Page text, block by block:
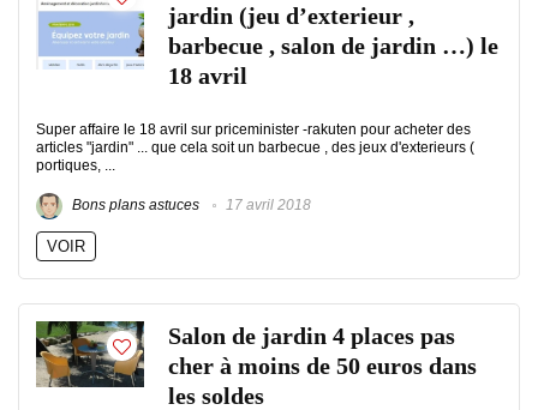
jardin (jeu d’exterieur ,
barbecue , salon de jardin …) le
18 avril
Super affaire le 18 avril sur priceminister -rakuten pour acheter des
articles "jardin" ... que cela soit un barbecue , des jeux d'exterieurs (
portiques, ...
Bons plans astuces 17 avril 2018
VOIR
Salon de jardin 4 places pas
cher à moins de 50 euros dans
les soldes